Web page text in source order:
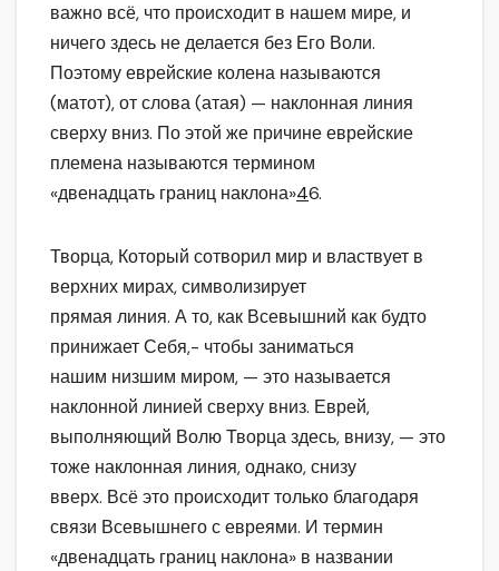
важно всё, что происходит в нашем мире, и
ничего здесь не делается без Его Воли.
Поэтому еврейские колена называются
(матот), от слова (атая) — наклонная линия
сверху вниз. По этой же причине еврейские
племена называются термином
«двенадцать границ наклона»46.
Творца, Который сотворил мир и властвует в
верхних мирах, символизирует
прямая линия. А то, как Всевышний как будто
принижает Себя,- чтобы заниматься
нашим низшим миром, — это называется
наклонной линией сверху вниз. Еврей,
выполняющий Волю Творца здесь, внизу, — это
тоже наклонная линия, однако, снизу
вверх. Всё это происходит только благодаря
связи Всевышнего с евреями. И термин
«двенадцать границ наклона» в названии